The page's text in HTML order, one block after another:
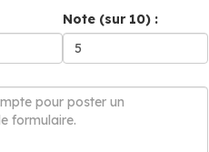
Note (sur 10) :